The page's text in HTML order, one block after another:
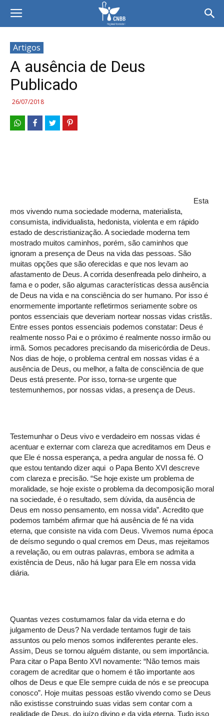
Artigos
A ausência de Deus
Publicado
26/07/2018
Esta
mos vivendo numa sociedade moderna, materialista,
consumista, individualista, hedonista, violenta e em rápido
estado de descristianização. A sociedade moderna tem
mostrado muitos caminhos, porém, são caminhos que
ignoram a presença de Deus na vida das pessoas. São
muitas opções que são oferecidas e que nos levam ao
afastamento de Deus. A corrida desenfreada pelo dinheiro, a
fama e o poder, são algumas características dessa ausência
de Deus na vida e na consciência do ser humano. Por isso é
enormemente importante refletirmos seriamente sobre os
pontos essenciais que deveriam nortear nossas vidas cristãs.
Entre esses pontos essenciais podemos constatar: Deus é
realmente nosso Pai e o próximo é realmente nosso irmão ou
irmã. Somos pecadores precisando da misericórdia de Deus.
Nos dias de hoje, o problema central em nossas vidas é a
ausência de Deus, ou melhor, a falta de consciência de que
Deus está presente. Por isso, torna-se urgente que
testemunhemos, por nossas vidas, a presença de Deus.
Testemunhar o Deus vivo e verdadeiro em nossas vidas é
acentuar e externar com clareza que acreditamos em Deus e
que Ele é nossa esperança, a pedra angular de nossa fé. O
que estou tentando dizer aqui o Papa Bento XVl descreve
com clareza e precisão. “Se hoje existe um problema de
moralidade, se hoje existe o problema da decomposição moral
na sociedade, é o resultado, sem dúvida, da ausência de
Deus em nosso pensamento, em nossa vida”. Acredito que
podemos também afirmar que há ausência de fé na vida
eterna, que consiste na vida com Deus. Vivemos numa época
de deísmo segundo o qual cremos em Deus, mas rejeitamos
a revelação, ou em outras palavras, embora se admita a
existência de Deus, não há lugar para Ele em nossa vida
diária.
Quantas vezes costumamos falar da vida eterna e do
julgamento de Deus? Na verdade tentamos fugir de tais
assuntos ou pelo menos somos indiferentes perante eles.
Assim, Deus se tornou alguém distante, ou sem importância.
Para citar o Papa Bento XVl novamente: “Não temos mais
coragem de acreditar que o homem é tão importante aos
olhos de Deus e que Ele sempre cuida de nós e se preocupa
conosco”. Hoje muitas pessoas estão vivendo como se Deus
não existisse construindo suas vidas sem contar com a
realidade de Deus, do juízo divino e da vida eterna. Tudo isso